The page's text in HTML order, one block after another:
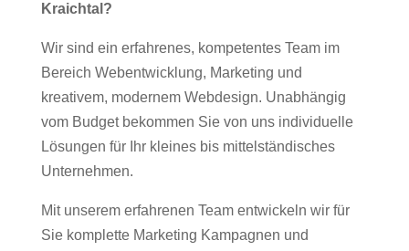
Kraichtal?
Wir sind ein erfahrenes, kompetentes Team im
Bereich Webentwicklung, Marketing und
kreativem, modernem Webdesign. Unabhängig
vom Budget bekommen Sie von uns individuelle
Lösungen für Ihr kleines bis mittelständisches
Unternehmen.
Mit unserem erfahrenen Team entwickeln wir für
Sie komplette Marketing Kampagnen und